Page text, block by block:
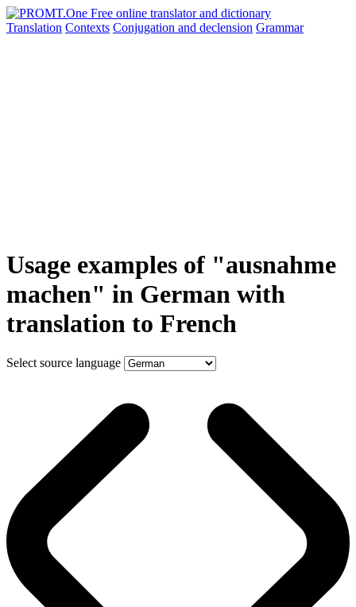
Translation Contexts Conjugation and declension Grammar
Usage examples of "ausnahme
machen" in German with
translation to French
Select source language